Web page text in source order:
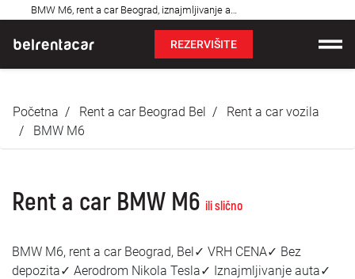
BMW M6, rent a car Beograd, iznajmljivanje auta: Bel✓
pitanja
REZERVIŠITE
Cene
O nama
Najčešća pitanja
Početna Rent a car Beograd Bel
Rent a car vozila
BMW M6
Rent a car BMW M6 ili slično
BMW M6, rent a car Beograd, Bel✓ VRH CENA✓ Bez
depozita✓ Aerodrom Nikola Tesla✓ Iznajmljivanje auta✓